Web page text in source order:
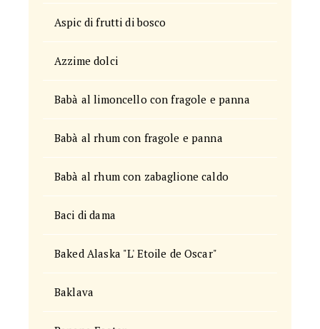
Aspic di frutti di bosco
Azzime dolci
Babà al limoncello con fragole e panna
Babà al rhum con fragole e panna
Babà al rhum con zabaglione caldo
Baci di dama
Baked Alaska "L' Etoile de Oscar"
Baklava